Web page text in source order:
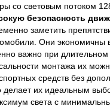
со световым потоком
безопасность
заметить
Они экономичны
важно при длительном
монтажа их
средств без
их идеальным
света с